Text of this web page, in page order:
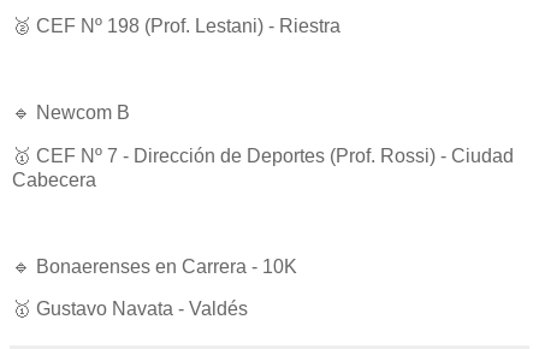
🥈 CEF Nº 198 (Prof. Lestani) - Riestra
🔹 Newcom B
🥇 CEF Nº 7 - Dirección de Deportes (Prof. Rossi) - Ciudad
Cabecera
🔹 Bonaerenses en Carrera - 10K
🥇 Gustavo Navata - Valdés